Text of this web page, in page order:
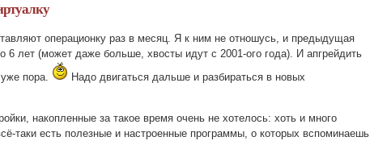
операционку раз в месяц. Я к ним не отношусь, и предыдущая
6 лет (может даже больше, хвосты идут с 2001-ого года). И апгрейдить
пора.
Надо двигаться дальше и разбираться в новых
накопленные за такое время очень не хотелось: хоть и много
таки есть полезные и настроенные программы, о которых вспоминаешь